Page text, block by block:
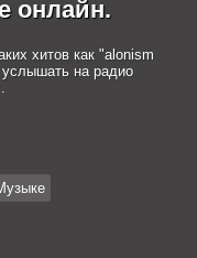
хаус
Фолк
онлайн.
хитов как "alonism
на радио